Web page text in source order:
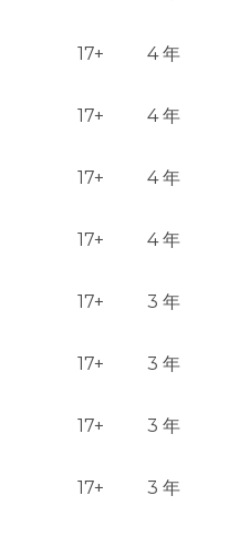
17+ 4 年
17+ 4 年
17+ 4 年
17+ 4 年
17+ 3 年
17+ 3 年
17+ 3 年
17+ 3 年